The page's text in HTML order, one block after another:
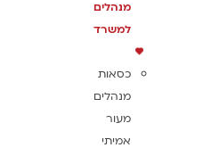
מנהלים
למשרד
כסאות
מנהלים
מעור
אמיתי